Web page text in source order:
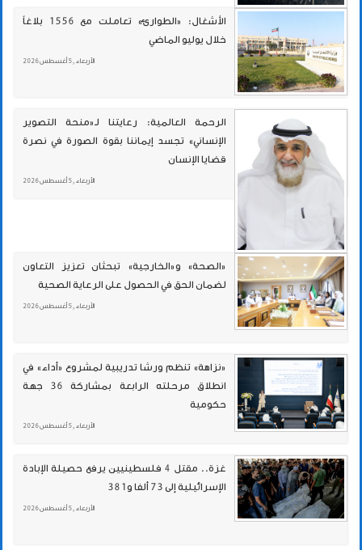
الأشغال: «الطوارئ» تعاملت مع 1556 بلاغاً
خلال يوليو الماضي
الأربعاء , 5 أغسطس 2026
الرحمة العالمية: رعايتنا لـ«منحة التصوير
الإنساني» تجسد إيماننا بقوة الصورة في نصرة
قضايا الإنسان
الأربعاء , 5 أغسطس 2026
«الصحة» و«الخارجية» تبحثان تعزيز التعاون
لضمان الحق في الحصول على الرعاية الصحية
الأربعاء , 5 أغسطس 2026
«نزاهة» تنظم ورشا تدريبية لمشروع «أداء» في
انطلاق مرحلته الرابعة بمشاركة 36 جهة
حكومية
الأربعاء , 5 أغسطس 2026
غزة.. مقتل 4 فلسطينيين يرفع حصيلة الإبادة
الإسرائيلية إلى 73 ألفا و381
الأربعاء , 5 أغسطس 2026